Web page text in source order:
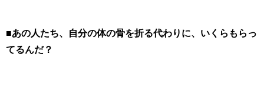
■あの人たち、自分の体の骨を折る代わりに、いくらもらっ
てるんだ？